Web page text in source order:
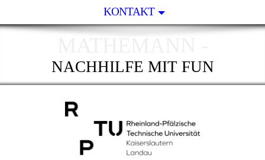
KONTAKT
NACHHILFE MIT FUN